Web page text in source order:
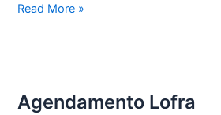
Assistência
Read More »
Agendamento Lofra